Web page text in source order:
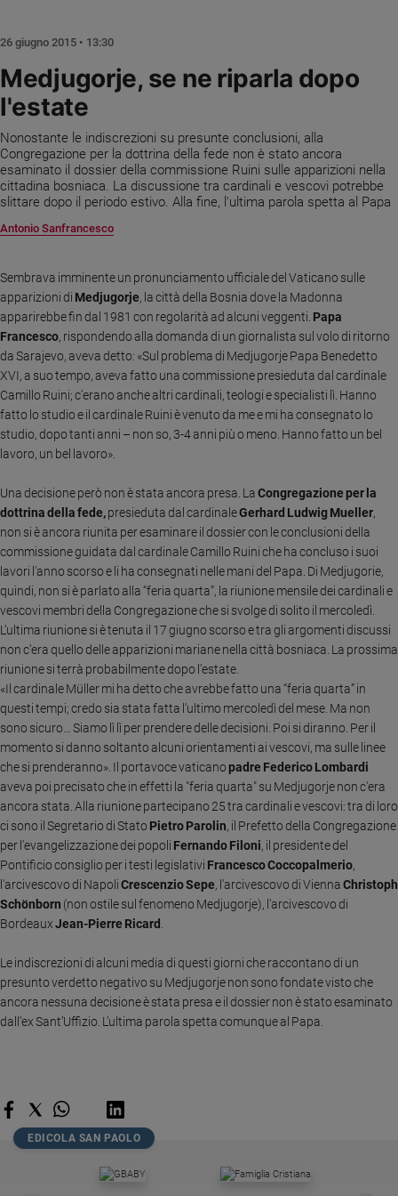
Fede
e
spiritualità
Devozione
e
fede
del
Santo
del
giorno
Società
e
valori
Ambiente
Diritti
Aziende
di
valore
Caso
della
settimana
Migranti
Diversità
Costume
Cultura
e
spettacoli
Sanremo
2026
Cinema,
Tv
e
streaming
Musica
Arte
Famiglia
Nonni
Medjugorje, se ne riparla dopo
l'estate
Nonostante le indiscrezioni su presunte conclusioni, alla
Congregazione per la dottrina della fede non è stato ancora
esaminato il dossier della commissione Ruini sulle apparizioni nella
cittadina bosniaca. La discussione tra cardinali e vescovi potrebbe
slittare dopo il periodo estivo. Alla fine, l'ultima parola spetta al Papa
Antonio Sanfrancesco
26 giugno 2015 • 13:30
Sembrava imminente un pronunciamento ufficiale del Vaticano sulle
apparizioni di Medjugorje, la città della Bosnia dove la Madonna
apparirebbe fin dal 1981 con regolarità ad alcuni veggenti. Papa
Francesco, rispondendo alla domanda di un giornalista sul volo di ritorno
da Sarajevo, aveva detto: «Sul problema di Medjugorje Papa Benedetto
XVI, a suo tempo, aveva fatto una commissione presieduta dal cardinale
Camillo Ruini; c’erano anche altri cardinali, teologi e specialisti lì. Hanno
fatto lo studio e il cardinale Ruini è venuto da me e mi ha consegnato lo
studio, dopo tanti anni – non so, 3-4 anni più o meno. Hanno fatto un bel
lavoro, un bel lavoro».
Una decisione però non è stata ancora presa. LaCongregazione per la
dottrina della fede,presieduta dal cardinaleGerhard Ludwig Mueller,
non si è ancora riunita per esaminare il dossier con le conclusioni della
commissione guidata dal cardinale Camillo Ruini che ha concluso i suoi
lavori l'anno scorso e li ha consegnati nelle mani del Papa. Di Medjugorie,
quindi, non si è parlato alla “feria quarta”, la riunione mensile dei cardinali e
vescovi membri della Congregazione che si svolge di solito il mercoledì.
L’ultima riunione si è tenuta il 17 giugno scorso e tra gli argomenti discussi
non c’era quello delle apparizioni mariane nella città bosniaca. La prossima
riunione si terrà probabilmente dopo l’estate.
«Il cardinale Müller mi ha detto che avrebbe fatto una “feria quarta” in
questi tempi; credo sia stata fatta l'ultimo mercoledì del mese. Ma non
sono sicuro… Siamo lì lì per prendere delle decisioni. Poi si diranno. Per il
momento si danno soltanto alcuni orientamenti ai vescovi, ma sulle linee
che si prenderanno». Il portavoce vaticanopadre Federico Lombardi
aveva poi precisato che in effetti la "feria quarta" su Medjugorje non c'era
ancora stata. Alla riunione partecipano 25 tra cardinali e vescovi: tra di loro
ci sono il Segretario di Stato Pietro Parolin, il Prefetto della Congregazione
per l'evangelizzazione dei popoli Fernando Filoni, il presidente del
Pontificio consiglio per i testi legislativi Francesco Coccopalmerio,
l'arcivescovo di NapoliCrescenzio Sepe, l'arcivescovo di ViennaChristoph
Schönborn (non ostile sul fenomeno Medjugorje), l'arcivescovo di
BordeauxJean-Pierre Ricard.
Le indiscrezioni di alcuni media di questi giorni che raccontano di un
presunto verdetto negativo su Medjugorje non sono fondate visto che
ancora nessuna decisione è stata presa e il dossier non è stato esaminato
dall’ex Sant’Uffizio. L’ultima parola spetta comunque al Papa.
EDICOLA SAN PAOLO